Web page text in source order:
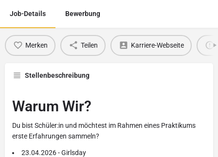
Job-Details Bewerbung
Merken Teilen Karriere-Webseite
Stellenbeschreibung
Warum Wir?
Du bist Schüler:in und möchtest im Rahmen eines Praktikums
erste Erfahrungen sammeln?
23.04.2026 - Girlsday